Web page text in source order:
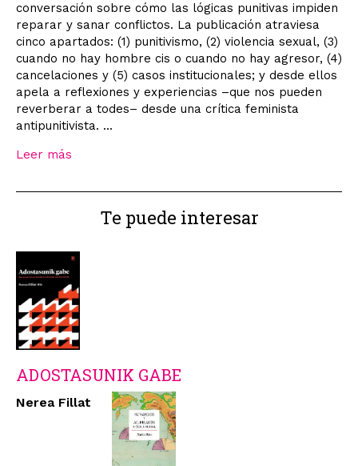
conversación sobre cómo las lógicas punitivas impiden
reparar y sanar conflictos. La publicación atraviesa
cinco apartados: (1) punitivismo, (2) violencia sexual, (3)
cuando no hay hombre cis o cuando no hay agresor, (4)
cancelaciones y (5) casos institucionales; y desde ellos
apela a reflexiones y experiencias –que nos pueden
reverberar a todes– desde una crítica feminista
antipunitivista. ...
Leer más
Te puede interesar
ADOSTASUNIK GABE
Nerea Fillat